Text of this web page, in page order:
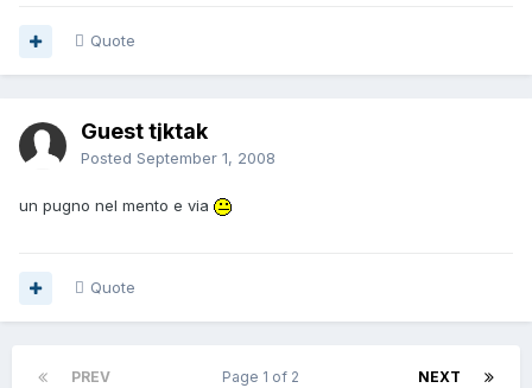
Quote
Guest tjktak
Posted September 1, 2008
un pugno nel mento e via
Quote
PREV NEXT
Page 1 of 2